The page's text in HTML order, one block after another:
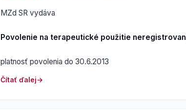
MZd SR vydáva
Povolenie na terapeutické použitie
platnosť povolenia do 30.6.2013
Čítať ďalej